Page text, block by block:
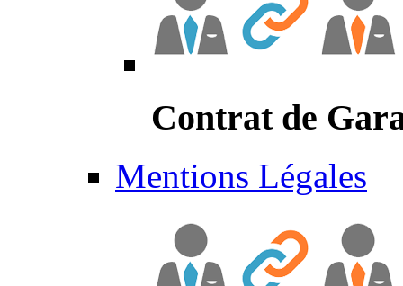
Contrat de
Mentions Légales